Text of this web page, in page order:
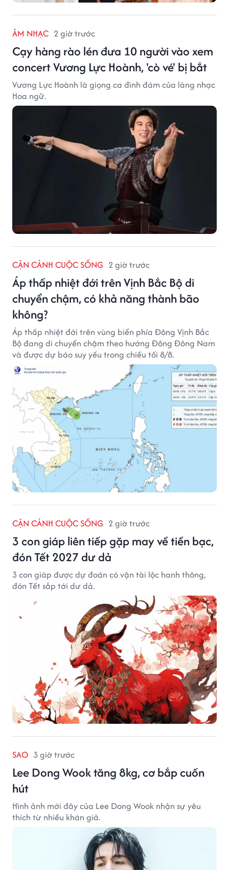
ÂM NHẠC 2 giờ trước
Cạy hàng rào lén đưa 10 người vào xem
concert Vương Lực Hoành, 'cò vé' bị bắt
Vương Lực Hoành là giọng ca đình đám của làng nhạc
Hoa ngữ.
CẬN CẢNH CUỘC SỐNG 2 giờ trước
Áp thấp nhiệt đới trên Vịnh Bắc Bộ di
chuyển chậm, có khả năng thành bão
không?
Áp thấp nhiệt đới trên vùng biển phía Đông Vịnh Bắc
Bộ đang di chuyển chậm theo hướng Đông Đông Nam
và được dự báo suy yếu trong chiều tối 8/8.
CẬN CẢNH CUỘC SỐNG 2 giờ trước
3 con giáp liên tiếp gặp may về tiền bạc,
đón Tết 2027 dư dả
3 con giáp được dự đoán có vận tài lộc hanh thông,
đón Tết sắp tới dư dả.
SAO 3 giờ trước
Lee Dong Wook tăng 8kg, cơ bắp cuốn
hút
Hình ảnh mới đây của Lee Dong Wook nhận sự yêu
thích từ nhiều khán giả.